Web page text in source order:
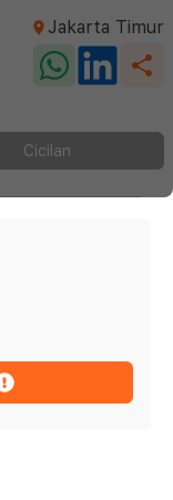
Jakarta Timur
Cicilan